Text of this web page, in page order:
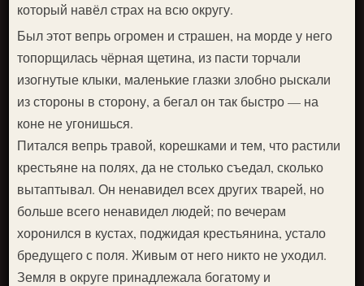
который навёл страх на всю округу.
Был этот вепрь огромен и страшен, на морде у него
топорщилась чёрная щетина, из пасти торчали
изогнутые клыки, маленькие глазки злобно рыскали
из стороны в сторону, а бегал он так быстро — на
коне не угонишься.
Питался вепрь травой, корешками и тем, что растили
крестьяне на полях, да не столько съедал, сколько
вытаптывал. Он ненавидел всех других тварей, но
больше всего ненавидел людей; по вечерам
хоронился в кустах, поджидая крестьянина, устало
бредущего с поля. Живым от него никто не уходил.
Земля в округе принадлежала богатому и